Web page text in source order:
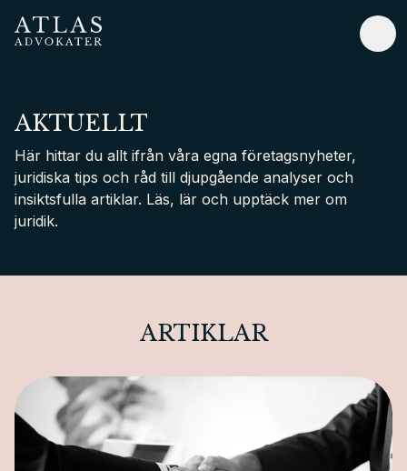
Hoppa
AKTUELLT
Här hittar du allt ifrån våra egna företagsnyheter,
juridiska tips och råd till djupgående analyser och
insiktsfulla artiklar. Läs, lär och upptäck mer om
juridik.
ARTIKLAR